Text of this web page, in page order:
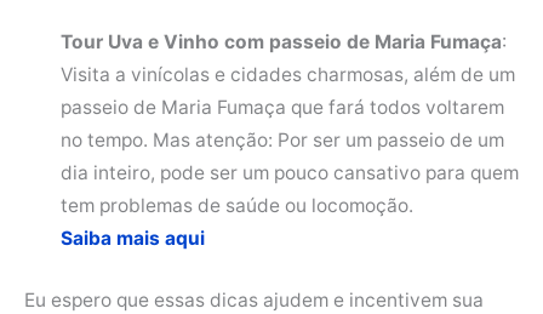
Tour Uva e Vinho com passeio de Maria Fumaça:
Visita a vinícolas e cidades charmosas, além de um
passeio de Maria Fumaça que fará todos voltarem
no tempo. Mas atenção: Por ser um passeio de um
dia inteiro, pode ser um pouco cansativo para quem
tem problemas de saúde ou locomoção.
Saiba mais aqui
Eu espero que essas dicas ajudem e incentivem sua